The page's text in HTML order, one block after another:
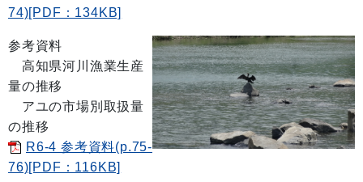
74)[PDF：134KB]
参考資料
高知県河川漁業生産
量の推移
アユの市場別取扱量
の推移
R6-4 参考資料(p.75-
76)[PDF：116KB]